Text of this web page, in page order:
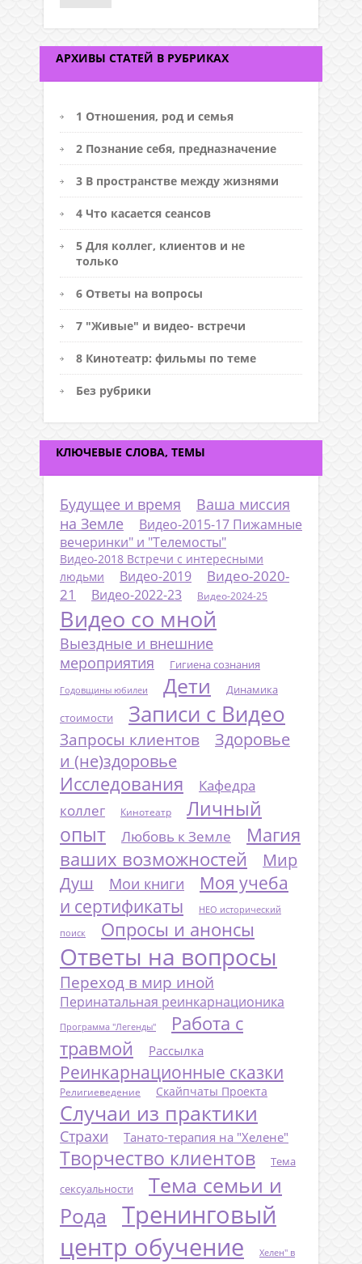
АРХИВЫ СТАТЕЙ В РУБРИКАХ
1 Отношения, род и семья
2 Познание себя, предназначение
3 В пространстве между жизнями
4 Что касается сеансов
5 Для коллег, клиентов и не
только
6 Ответы на вопросы
7 "Живые" и видео- встречи
8 Кинотеатр: фильмы по теме
Без рубрики
КЛЮЧЕВЫЕ СЛОВА, ТЕМЫ
Будущее и время
Ваша миссия
на Земле
Видео-2015-17 Пижамные
вечеринки" и "Телемосты"
Видео-2018 Встречи с интересными
людьми
Видео-2019
Видео-2020-
21
Видео-2022-23 Видео-2024-25
Видео со мной
Выездные и внешние
мероприятия
Гигиена сознания
Годовщины юбилеи Дети
Динамика
стоимости
Записи с Видео
Запросы клиентов
Здоровье
и (не)здоровье
Исследования
Кафедра
коллег
Кинотеатр
Личный
опыт
Любовь к Земле
Магия
ваших возможностей
Мир
Душ
Мои книги
Моя учеба
и сертификаты
НЕО исторический
поиск Опросы и анонсы
Ответы на вопросы
Переход в мир иной
Перинатальная реинкарнационика
Программа "Легенды"
Работа с
травмой
Рассылка
Реинкарнационные сказки
Религиеведение Скайпчаты Проекта
Случаи из практики
Страхи Танато-терапия на "Хелене"
Творчество клиентов
Тема
сексуальности
Тема семьи и
Рода
Тренинговый
центр обучение
Хелен" в